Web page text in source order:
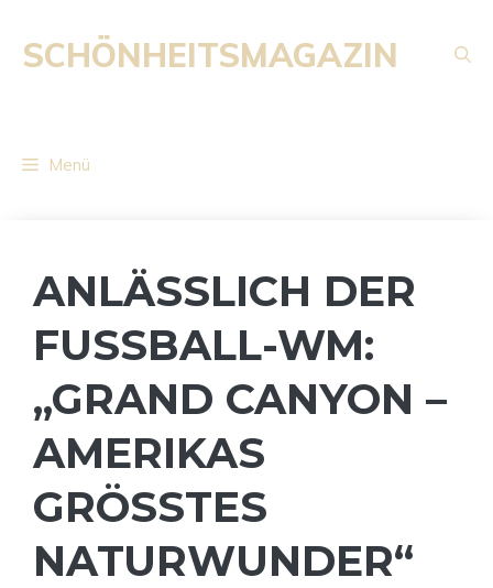
Inhalt
springen
SCHÖNHEITSMAGAZIN
Menü
ANLÄSSLICH DER
FUSSBALL-WM: „
GRAND CANYON – A
MERIKAS G
RÖSSTES NA
TURWUNDER“ IM